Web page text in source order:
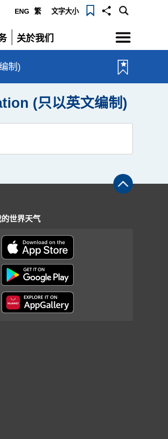
ENG 繁 文字大小
关於我们
展
开
选
单
制)
(只以英文编制)
的世界天气